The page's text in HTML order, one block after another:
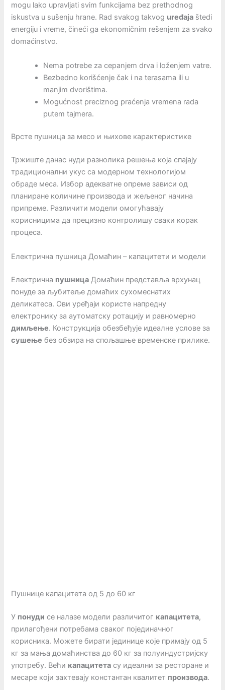
mogu lako upravljati svim funkcijama bez prethodnog
iskustva u sušenju hrane. Rad svakog takvog uređaja štedi
energiju i vreme, čineći ga ekonomičnim rešenjem za svako
domaćinstvo.
Nema potrebe za cepanjem drva i loženjem vatre.
Bezbedno korišćenje čak i na terasama ili u
manjim dvorištima.
Mogućnost preciznog praćenja vremena rada
putem tajmera.
Врсте пушница за месо и њихове карактеристике
Тржиште данас нуди разнолика решења која спајају
традиционални укус са модерном технологијом
обраде меса. Избор адекватне опреме зависи од
планиране количине производа и жељеног начина
припреме. Различити модели омогућавају
корисницима да прецизно контролишу сваки корак
процеса.
Електрична пушница Домаћин – капацитети и модели
Електрична пушница Домаћин представља врхунац
понуде за љубитеље домаћих сухомеснатих
деликатеса. Ови уређаји користе напредну
електронику за аутоматску ротацију и равномерно
димљење. Конструкција обезбеђује идеалне услове за
сушење без обзира на спољашње временске прилике.
Пушнице капацитета од 5 до 60 кг
У понуди се налазе модели различитог капацитета,
прилагођени потребама сваког појединачног
корисника. Можете бирати јединице које примају од 5
кг за мања домаћинства до 60 кг за полуиндустријску
употребу. Већи капацитета су идеални за ресторане и
месаре који захтевају константан квалитет производа.